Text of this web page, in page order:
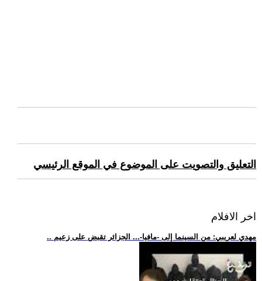
التعليق والتصويت على الموضوع في الموقع الرئيسي
اخر الافلام
.. مهدي لعريبي: من السينما إلى -مافيا-... الجزائر تقبض على زعيم